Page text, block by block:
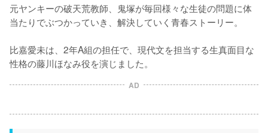
元ヤンキーの破天荒教師、鬼塚が毎回様々な生徒の問題に体
当たりでぶつかっていき、解決していく青春ストーリー。
比嘉愛未は、2年A組の担任で、現代文を担当する生真面目な
性格の藤川ほなみ役を演じました。
AD